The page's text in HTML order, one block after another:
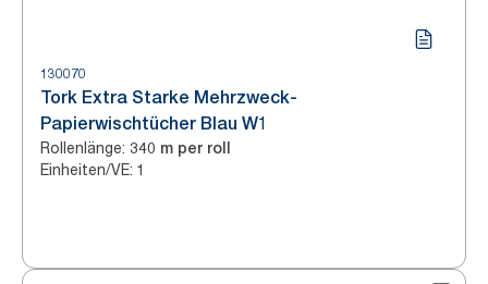
130070
Tork Extra Starke Mehrzweck-
Papierwischtücher Blau W1
Rollenlänge: 340 m per roll
Einheiten/VE: 1